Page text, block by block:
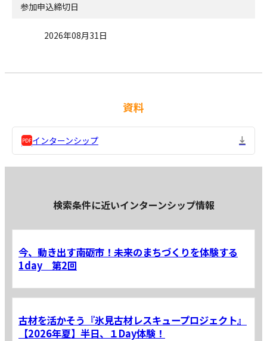
参加申込締切日
2026年08月31日
資料
インターンシップ
検索条件に近いインターンシップ情報
今、動き出す南砺市！未来のまちづくりを体験する
1day 第2回
古材を活かそう『氷見古材レスキュープロジェクト』
【2026年夏】半日、１Day体験！